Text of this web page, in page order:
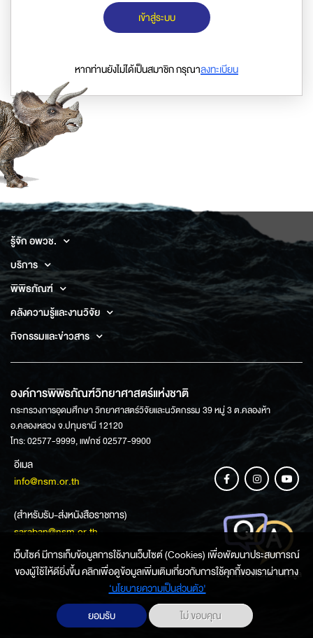
เข้าสู่ระบบ
หากท่านยังไม่ได้เป็นสมาชิก กรุณาลงทะเบียน
รู้จัก อพวช.
บริการ
พิพิธภัณฑ์
คลังความรู้และงานวิจัย
กิจกรรมและข่าวสาร
องค์การพิพิธภัณฑ์วิทยาศาสตร์แห่งชาติ
กระทรวงการอุดมศึกษา วิทยาศาสตร์วิจัยและนวัตกรรม 39 หมู่ 3 ต.คลองห้า
อ.คลองหลวง จ.ปทุมธานี 12120
โทร: 02577-9999, แฟกซ์ 02577-9900
อีเมล
info@nsm.or.th
(สำหรับรับ-ส่งหนังสือราชการ)
saraban@nsm.or.th
ช่องทางการสอบถามข้อมูล
เว็บไซค์ มีการเก็บข้อมูลการใช้งานเว็บไซต์ (Cookies) เพื่อพัฒนาประสบการณ์
ของผู้ใช้ให้ดียิ่งขึ้น คลิกเพื่อดูข้อมูลเพิ่มเติมเกี่ยวกับการใช้คุกกี้ของเราผ่านทาง
‘นโยบายความเป็นส่วนตัว'
ยอมรับ
ไม่ ขอบคุณ